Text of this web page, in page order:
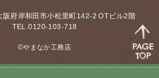
府岸和田市小松里町142-2 OTビル2階
TEL.0120-103-718
©やまなか工務店